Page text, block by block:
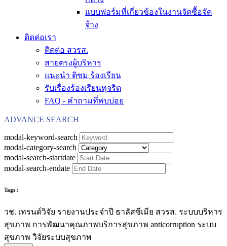
แบบฟอร์มที่เกี่ยวข้องในงานจัดซื้อจัด
จ้าง
ติดต่อเรา
ติดต่อ สวรส.
สายตรงผู้บริหาร
แนะนำ ติชม ร้องเรียน
รับเรื่องร้องเรียนทุจริต
FAQ - คำถามที่พบบ่อย
ADVANCE SEARCH
modal-keyword-search
modal-category-search
modal-search-startdate
modal-search-endate
Tags :
วช. เทรนด์วิจัย รายงานประจำปี ธาลัสซีเมีย สวรส. ระบบบริหาร
สุขภาพ การพัฒนาคุณภาพบริการสุขภาพ anticorruption ระบบ
สุขภาพ วิจัยระบบสุขภาพ